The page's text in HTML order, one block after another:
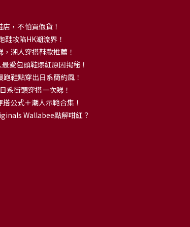
，不怕買假貨！
鞋攻陷HK潮流界！
潮人穿搭鞋款推薦！
愛包頭鞋爆紅原因揭秘！
鞋點穿出日系簡約風！
系街頭穿搭一次睇！
公式＋潮人示範合集！
Wallabee點解咁紅？